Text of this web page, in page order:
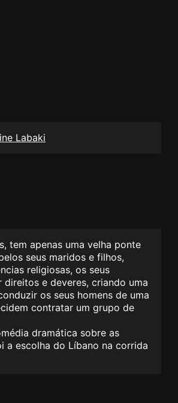
Labaki
tem apenas uma velha ponte
seus maridos e filhos,
religiosas, os seus
e deveres, criando uma
os seus homens de uma
contratar um grupo de
dramática sobre as
a escolha do Líbano na corrida